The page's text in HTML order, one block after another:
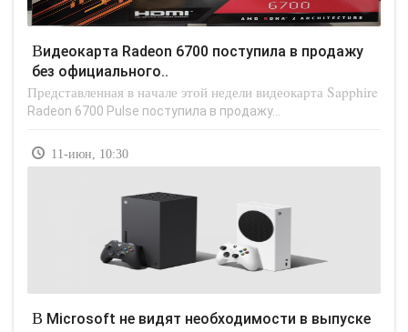
Видеокарта Radeon 6700 поступила в продажу
без официального..
Представленная в начале этой недели видеокарта Sapphire
Radeon 6700 Pulse поступила в продажу...
11-июн, 10:30
В Microsoft не видят необходимости в выпуске